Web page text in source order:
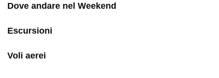
Dove andare nel Weekend
Escursioni
Voli aerei